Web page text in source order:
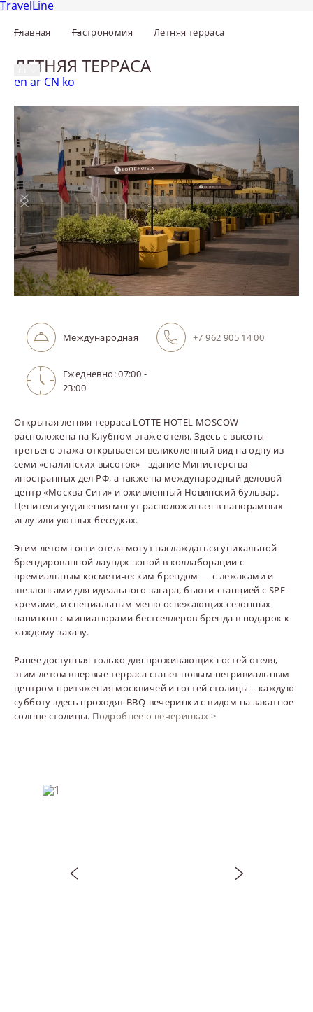
English
en العربية
ar 中文
CN 한국어
ko
TravelLine
Главная Гастрономия Летняя терраса
ЛЕТНЯЯ ТЕРРАСА
Предыдущий слайд
Следующий слайд
Международная +7 962 905 14 00
Ежедневно: 07:00 -
23:00
Открытая летняя терраса LOTTE HOTEL MOSCOW
расположена на Клубном этаже отеля. Здесь с высоты
третьего этажа открывается великолепный вид на одну из
семи «сталинских высоток» - здание Министерства
иностранных дел РФ, а также на международный деловой
центр «Москва-Сити» и оживленный Новинский бульвар.
Ценители уединения могут расположиться в панорамных
иглу или уютных беседках.
Этим летом гости отеля могут наслаждаться уникальной
брендированной лаундж-зоной в коллаборации с
премиальным косметическим брендом — с лежаками и
шезлонгами для идеального загара, бьюти-станцией с SPF-
кремами, и специальным меню освежающих сезонных
напитков с миниатюрами бестселлеров бренда в подарок к
каждому заказу.
Ранее доступная только для проживающих гостей отеля,
этим летом впервые терраса станет новым нетривиальным
центром притяжения москвичей и гостей столицы – каждую
субботу здесь проходят BBQ-вечеринки с видом на закатное
солнце столицы. Подробнее о вечеринках >
Предыдущий слайд Следующий